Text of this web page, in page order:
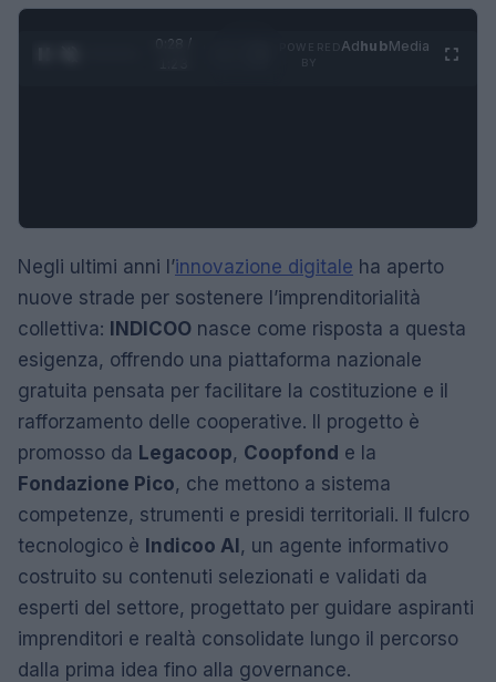
0:29 /
AdhubMedia
Negli ultimi anni l’innovazione digitale ha aperto
nuove strade per sostenere l’imprenditorialità
collettiva:
INDICOO nasce come risposta a questa
esigenza, offrendo una piattaforma nazionale
gratuita pensata per facilitare la costituzione e il
rafforzamento delle cooperative. Il progetto è
promosso da Legacoop, Coopfond e la
Fondazione Pico, che mettono a sistema
competenze, strumenti e presidi territoriali. Il fulcro
tecnologico è Indicoo AI , un agente informativo
costruito su contenuti selezionati e validati da
esperti del settore, progettato per guidare aspiranti
imprenditori e realtà consolidate lungo il percorso
dalla prima idea fino alla governance.